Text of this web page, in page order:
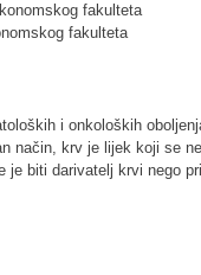
fakulteta
fakulteta
i onkoloških
način, krv je lijek koji se
biti darivatelj krvi nego